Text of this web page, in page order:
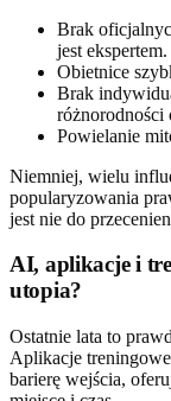
Brak
jest ekspertem.
Obietnice
Brak
różnorodności
Powielanie
Niemniej, wielu
popularyzowania
jest nie do
AI, aplikacje i
utopia?
Ostatnie lata to
Aplikacje
barierę wejścia,